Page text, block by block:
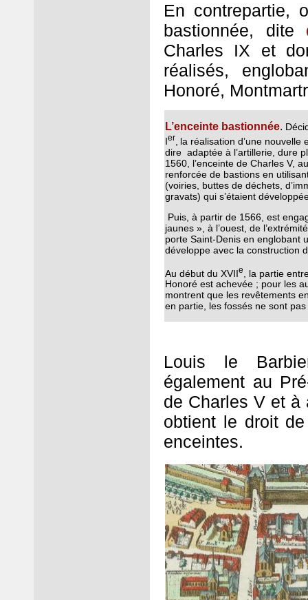
En contrepartie,
bastionnée, dite
Charles IX et
réalisés,
Honoré,
L’enceinte bastionnée.
Ier
la réalisation d’une nouvelle
dire adaptée à l’artillerie, dure
1560, l’enceinte de Charles V,
renforcée de bastions en
(voiries, buttes de déchets,
gravats) qui s’étaient
Puis, à partir de 1566, est
jaunes », à l’ouest, de
porte Saint-Denis en englobant
développe avec la construction
Au début du XVIIe
, la partie
Honoré est achevée ; pour les
montrent que les revêtements
en partie, les fossés ne sont
Louis le
également au
de Charles V et à
obtient le droit
enceintes.